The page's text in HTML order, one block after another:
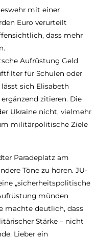
mit einer
Euro verurteilt
dass mehr
Aufrüstung Geld
für Schulen oder
sich Elisabeth
zitieren. Die
Ukraine nicht, vielmehr
militärpolitische Ziele
Paradeplatz am
Töne zu hören. JU-
„sicherheitspolitische
münden
machte deutlich, dass
Stärke – nicht
Lieber ein